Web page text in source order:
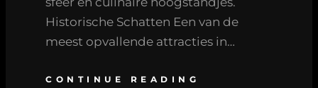
Historische Schatten Een van de
meest opvallende attracties in…
CONTINUE READING